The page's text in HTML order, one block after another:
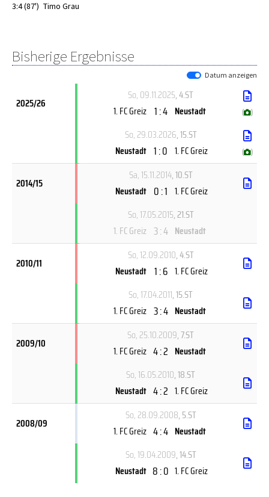
3:4 (87') Timo Grau
Bisherige Ergebnisse
Datum anzeigen
2025/26
So, 09.11.2025, 4.ST
1. FC Greiz 1 : 4 Neustadt ( )
So, 29.03.2026, 15.ST
Neustadt 1 : 0 1. FC Greiz ( )
2014/15
Sa, 15.11.2014, 10.ST
Neustadt 0 : 1 1. FC Greiz
So, 17.05.2015, 21.ST
1. FC Greiz 3 : 4 Neustadt
2010/11
So, 12.09.2010, 4.ST
Neustadt 1 : 6 1. FC Greiz
So, 17.04.2011, 15.ST
1. FC Greiz 3 : 4 Neustadt
2009/10
So, 25.10.2009, 7.ST
1. FC Greiz 4 : 2 Neustadt
So, 16.05.2010, 18.ST
Neustadt 4 : 2 1. FC Greiz
2008/09
So, 28.09.2008, 5.ST
1. FC Greiz 4 : 4 Neustadt
So, 19.04.2009, 14.ST
Neustadt 8 : 0 1. FC Greiz